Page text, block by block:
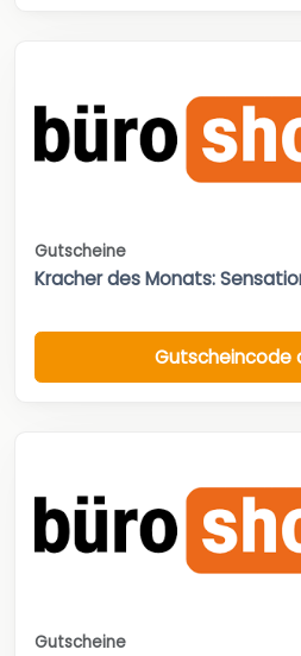
Gutscheine
Kracher des Monats:
Gutscheincode
Gutscheine